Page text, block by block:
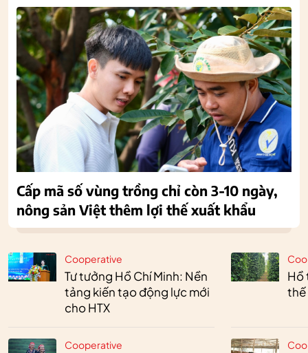
Cooperative
Tư tưởng Hồ Chí Minh: Nền
tảng kiến tạo động lực mới
cho HTX
Cooperative
Hồ
thế
Cấp mã số vùng trồng chỉ còn 3-10 ngày,
nông sản Việt thêm lợi thế xuất khẩu